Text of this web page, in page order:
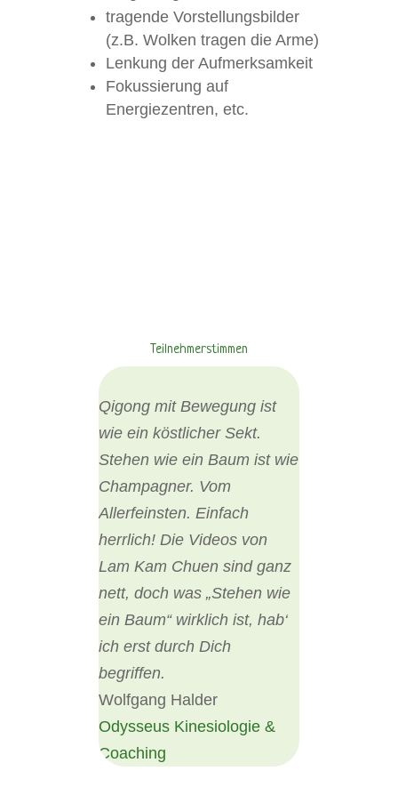
tragende Vorstellungsbilder
(z.B. Wolken tragen die Arme)
Lenkung der Aufmerksamkeit
Fokussierung auf
Energiezentren, etc.
Teilnehmerstimmen
Qigong mit Bewegung ist
wie ein köstlicher Sekt.
Stehen wie ein Baum ist wie
Champagner. Vom
Allerfeinsten. Einfach
herrlich! Die Videos von
Lam Kam Chuen sind ganz
nett, doch was „Stehen wie
ein Baum“ wirklich ist, hab‘
ich erst durch Dich
begriffen.
Wolfgang Halder
Odysseus Kinesiologie &
Coaching